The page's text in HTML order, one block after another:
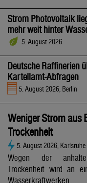
Strom Photovoltaik
mehr weit hinter
5. August 2026
Deutsche Raffinerien
Kartellamt-Abfragen
5. August 2026, Berlin
Weniger Strom aus
Trockenheit
5. August 2026, Karlsruhe
Wegen der
Trockenheit wird an